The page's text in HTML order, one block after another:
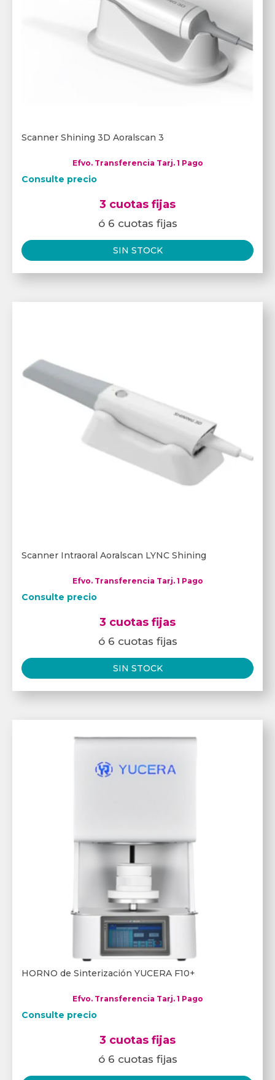
Scanner Shining 3D Aoralscan 3
Efvo. Transferencia Tarj. 1 Pago
Consulte precio
3 cuotas fijas
ó 6 cuotas fijas
SIN STOCK
Scanner Intraoral Aoralscan LYNC Shining
Efvo. Transferencia Tarj. 1 Pago
Consulte precio
3 cuotas fijas
ó 6 cuotas fijas
SIN STOCK
HORNO de Sinterización YUCERA F10+
Efvo. Transferencia Tarj. 1 Pago
Consulte precio
3 cuotas fijas
ó 6 cuotas fijas